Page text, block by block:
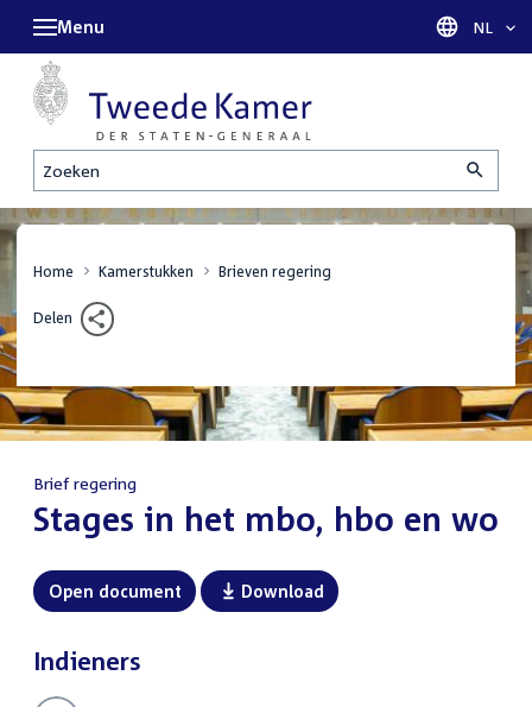
Zoeken
Menu Taal
NL
Home Kamerstukken Brieven regering
Delen
Brief regering
:Stages in het mbo, hbo en wo
Open document Download
Indieners